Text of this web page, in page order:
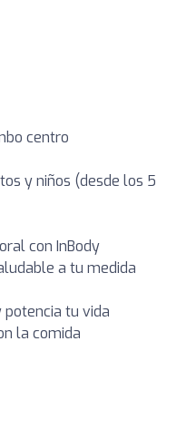
centro
y niños (desde los 5
con InBody
a tu medida
potencia tu vida
la comida